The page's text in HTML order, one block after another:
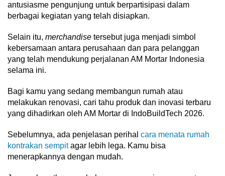
antusiasme pengunjung untuk berpartisipasi dalam
berbagai kegiatan yang telah disiapkan.
Selain itu, merchandise tersebut juga menjadi simbol
kebersamaan antara perusahaan dan para pelanggan
yang telah mendukung perjalanan AM Mortar Indonesia
selama ini.
Bagi kamu yang sedang membangun rumah atau
melakukan renovasi, cari tahu produk dan inovasi terbaru
yang dihadirkan oleh AM Mortar di IndoBuildTech 2026.
Sebelumnya, ada penjelasan perihal cara menata rumah
kontrakan sempitagar lebih lega. Kamu bisa
menerapkannya dengan mudah.